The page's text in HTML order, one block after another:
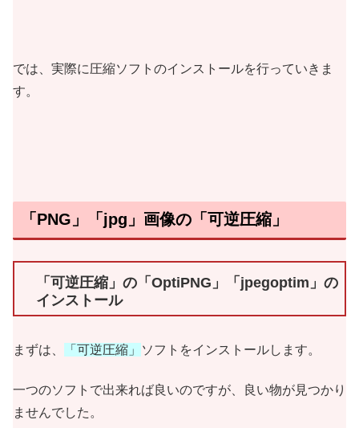
では、実際に圧縮ソフトのインストールを行っていきま
す。
「PNG」「jpg」画像の「可逆圧縮」
「可逆圧縮」の「OptiPNG」「jpegoptim」の
インストール
まずは、 「可逆圧縮」 ソフトをインストールします。
一つのソフトで出来れば良いのですが、良い物が見つかり
ませんでした。